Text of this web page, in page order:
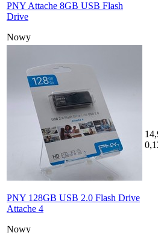
PNY Attache 8GB USB Flash
Drive
Nowy
PNY 128GB USB 2.0 Flash Drive
Attache 4
Nowy